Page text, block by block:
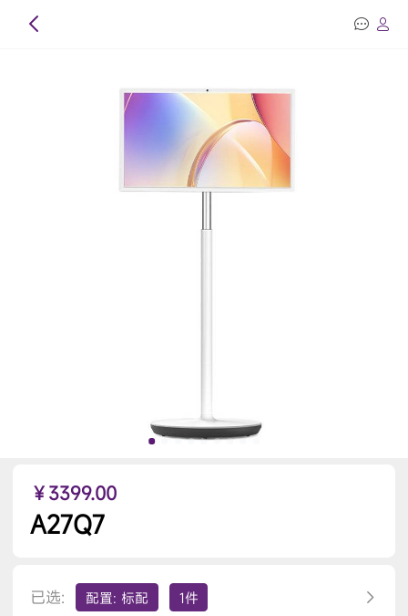
￥3399.00
A27Q7
已选: 配置: 标配 1件